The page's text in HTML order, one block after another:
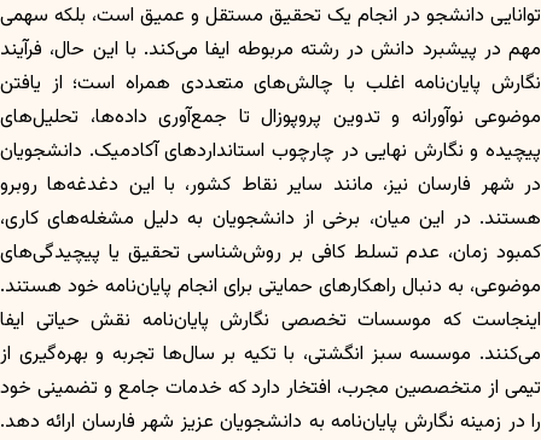
توانایی دانشجو در انجام یک تحقیق مستقل و عمیق است، بلکه سهمی
مهم در پیشبرد دانش در رشته مربوطه ایفا می‌کند. با این حال، فرآیند
نگارش پایان‌نامه اغلب با چالش‌های متعددی همراه است؛ از یافتن
موضوعی نوآورانه و تدوین پروپوزال تا جمع‌آوری داده‌ها، تحلیل‌های
پیچیده و نگارش نهایی در چارچوب استانداردهای آکادمیک. دانشجویان
در شهر فارسان نیز، مانند سایر نقاط کشور، با این دغدغه‌ها روبرو
هستند. در این میان، برخی از دانشجویان به دلیل مشغله‌های کاری،
کمبود زمان، عدم تسلط کافی بر روش‌شناسی تحقیق یا پیچیدگی‌های
موضوعی، به دنبال راهکارهای حمایتی برای انجام پایان‌نامه خود هستند.
اینجاست که موسسات تخصصی نگارش پایان‌نامه نقش حیاتی ایفا
می‌کنند. موسسه سبز انگشتی، با تکیه بر سال‌ها تجربه و بهره‌گیری از
تیمی از متخصصین مجرب، افتخار دارد که خدمات جامع و تضمینی خود
را در زمینه نگارش پایان‌نامه به دانشجویان عزیز شهر فارسان ارائه دهد.